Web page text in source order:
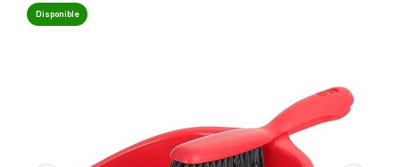
Disponible